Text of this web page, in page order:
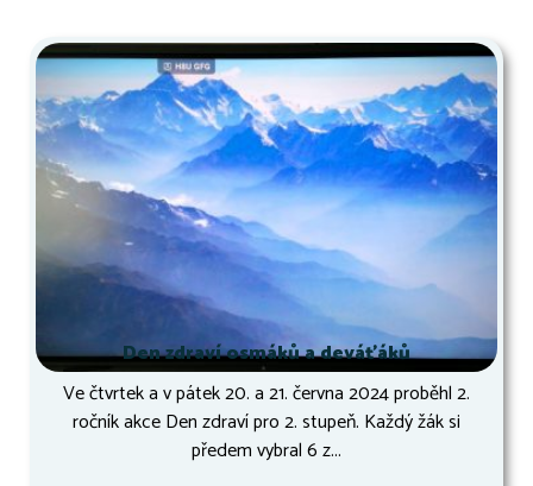
Den zdraví osmáků a deváťáků
Ve čtvrtek a v pátek 20. a 21. června 2024 proběhl 2.
ročník akce Den zdraví pro 2. stupeň. Každý žák si
předem vybral 6 z...